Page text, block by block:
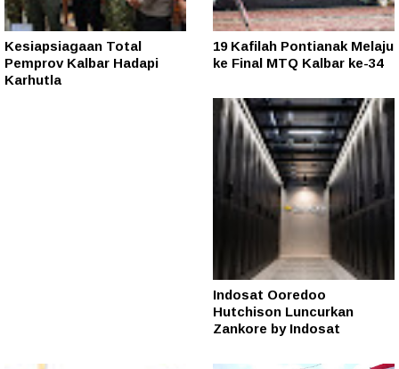
Kesiapsiagaan Total
Pemprov Kalbar Hadapi
Karhutla
19 Kafilah Pontianak Melaju
ke Final MTQ Kalbar ke-34
Indosat Ooredoo
Hutchison Luncurkan
Zankore by Indosat